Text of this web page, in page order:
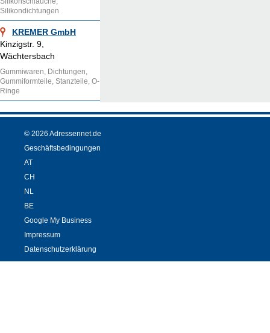
Silikondichtungen
KREMER GmbH
Kinzigstr. 9,
Wächtersbach
Gummiwaren, Dichtungen,
Gummiformteile, Stanzteile, O-
Ringe
© 2026 Adressennet.de
Geschäftsbedingungen
AT
CH
NL
BE
Google My Business
Impressum
Datenschutzerklärung